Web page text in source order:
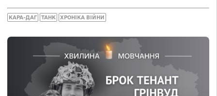
КАРА-ДАГ ТАНК ХРОНІКА ВІЙНИ